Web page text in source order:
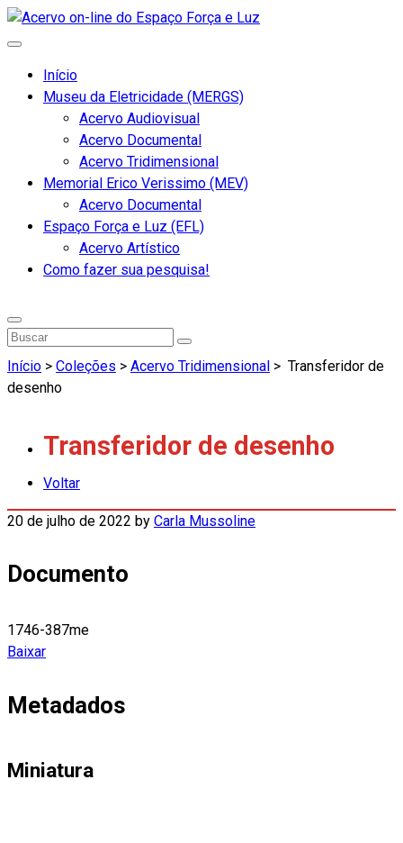
Início
Museu da Eletricidade (MERGS)
Acervo Audiovisual
Acervo Documental
Acervo Tridimensional
Memorial Erico Verissimo (MEV)
Acervo Documental
Espaço Força e Luz (EFL)
Acervo Artístico
Como fazer sua pesquisa!
Início > Coleções > Acervo Tridimensional > Transferidor de
desenho
Transferidor de desenho
Voltar
20 de julho de 2022 by Carla Mussoline
Documento
1746-387me
Baixar
Metadados
Miniatura